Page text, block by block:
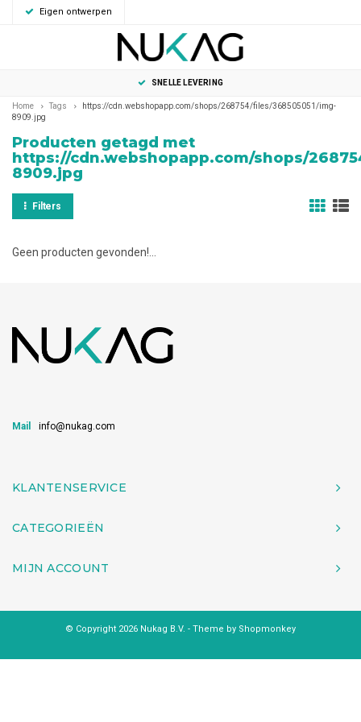
Eigen ontwerpen
SNELLE LEVERING
Home Tags
https://cdn.webshopapp.com/shops/268754/files/368505051/img-
8909.jpg
Producten getagd met
https://cdn.webshopapp.com/shops/
8909.jpg
Filters
Geen producten gevonden!...
Mail info@nukag.com
KLANTENSERVICE
CATEGORIEËN
MIJN ACCOUNT
© Copyright 2026 Nukag B.V. - Theme by Shopmonkey